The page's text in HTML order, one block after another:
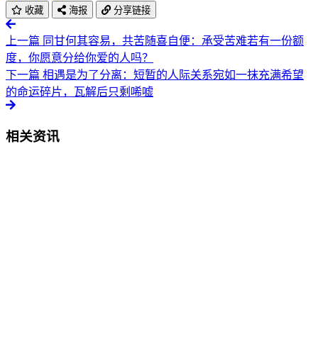
收藏 海报 分享链接
上一篇 同甘何其容易，共苦随喜自便：承受苦难若有一份额
度，你愿意分给你爱的人吗？
下一篇 相遇是为了分离：短暂的人际关系宛如一抹充满希望
的命运碎片，瓦解后只剩唏嘘
相关资讯